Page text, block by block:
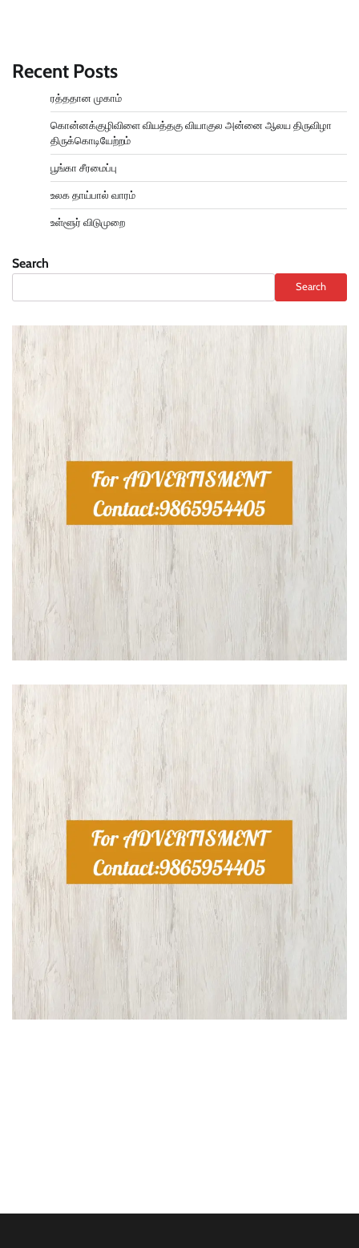
Recent Posts
ரத்ததான முகாம்
கொன்னக்குழிவிளை வியத்தகு வியாகுல அன்னை ஆலய திருவிழா
திருக்கொடியேற்றம்
பூங்கா சீரமைப்பு
உலக தாய்பால் வாரம்
உள்ளூர் விடுமுறை
Search
Search